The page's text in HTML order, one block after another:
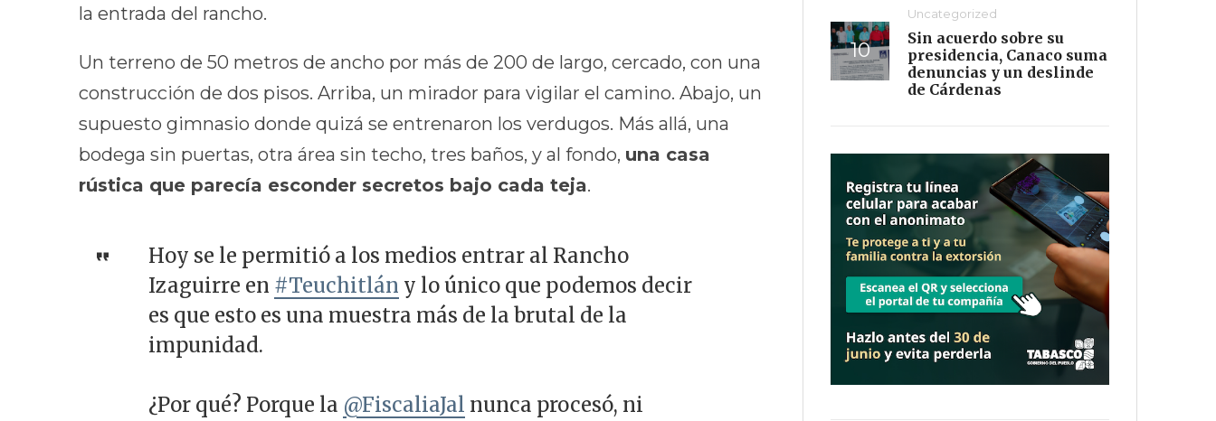
la entrada del rancho.
Un terreno de 50 metros de ancho por más de 200 de largo, cercado, con una
construcción de dos pisos. Arriba, un mirador para vigilar el camino. Abajo, un
supuesto gimnasio donde quizá se entrenaron los verdugos. Más allá, una
bodega sin puertas, otra área sin techo, tres baños, y al fondo, una casa
rústica que parecía esconder secretos bajo cada teja.
Hoy se le permitió a los medios entrar al Rancho
Izaguirre en #Teuchitlán y lo único que podemos decir
es que esto es una muestra más de la brutal de la
impunidad.
¿Por qué? Porque la @FiscaliaJal nunca procesó, ni
Uncategorized
Sin acuerdo sobre su
presidencia, Canaco suma
denuncias y un deslinde
de Cárdenas